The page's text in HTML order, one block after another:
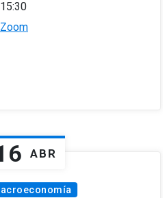
15:30
Zoom
ABR